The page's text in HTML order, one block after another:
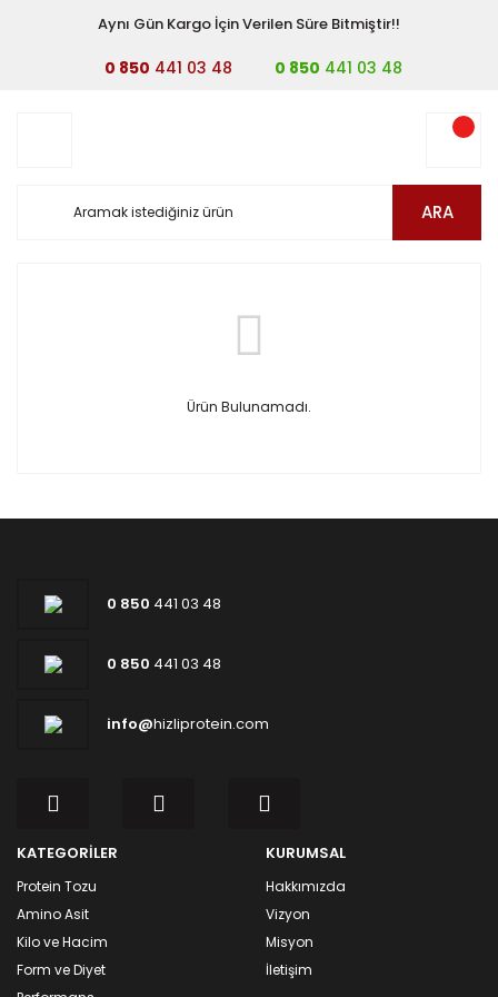
Aynı Gün Kargo İçin Verilen Süre Bitmiştir!!
0 850 441 03 48 0 850 441 03 48
ARA
Ürün Bulunamadı.
0 850 441 03 48
0 850 441 03 48
info@hizliprotein.com
KATEGORİLER
Protein Tozu
Amino Asit
Kilo ve Hacim
Form ve Diyet
KURUMSAL
Hakkımızda
Vizyon
Misyon
İletişim